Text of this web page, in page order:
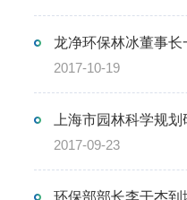
龙净环保林冰董事
2017-10-19
上海市园林科学规
2017-09-23